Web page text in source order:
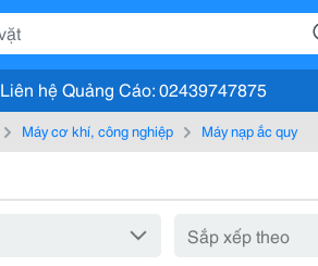
Liên hệ Quảng Cáo: 02439747875
Máy cơ khí, công nghiệp Máy nạp ắc quy